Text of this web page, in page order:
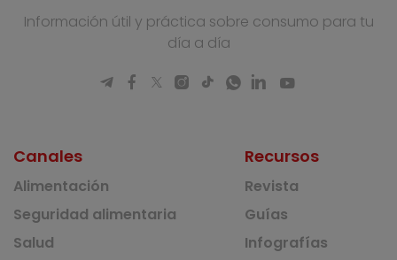
Información útil y práctica sobre consumo para tu
día a día
Canales
Alimentación
Seguridad alimentaria
Salud
Recursos
Revista
Guías
Infografías